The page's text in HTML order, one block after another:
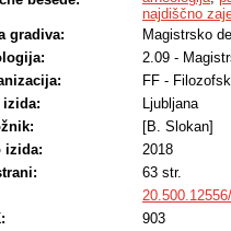
najdiščno
gradiva:
Magistrsko
2.09 -
FF -
izida:
Ljubljana
[B. Slokan]
izida:
2018
63 str.
903